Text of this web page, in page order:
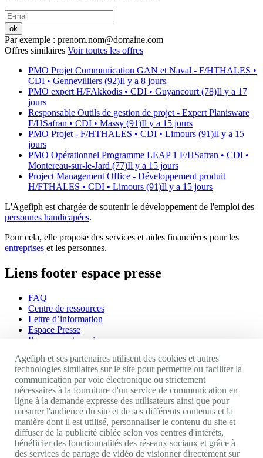
ok
Par exemple : prenom.nom@domaine.com
Offres similaires Voir toutes les offres
PMO Projet Communication GAN et Naval - F/HTHALES •
CDI • Gennevilliers (92)Il y a 8 jours
PMO expert H/FAkkodis • CDI • Guyancourt (78)Il y a 17
jours
Responsable Outils de gestion de projet - Expert Planisware
F/HSafran • CDI • Massy (91)Il y a 15 jours
PMO Projet - F/HTHALES • CDI • Limours (91)Il y a 15
jours
PMO Opérationnel Programme LEAP 1 F/HSafran • CDI •
Montereau-sur-le-Jard (77)Il y a 15 jours
Project Management Office - Développement produit
H/FTHALES • CDI • Limours (91)Il y a 15 jours
L'Agefiph est chargée de soutenir le développement de l'emploi des
personnes handicapées.
Pour cela, elle propose des services et aides financières pour les
entreprises et les personnes.
Liens footer espace presse
FAQ
Centre de ressources
Lettre d’information
Espace Presse
Ressources humaines
Appels d'offres
CGU
Mentions légales
Politique cookies
Accessibilité : non conforme
Nos autres sites
Site portail Agefiph
Agefiph et ses partenaires utilisent des cookies et autres
technologies similaires sur le site pour permettre ou faciliter la
communication par voie électronique ou strictement
nécessaires à la fourniture d'un service de communication en
ligne à la demande expresse des utilisateurs ainsi que pour
mesurer l'audience du site et de ses différents contenus et la
manière dont il est utilisé, personnaliser le contenu du site et
diffuser de la publicité ciblée selon vos centres d'intérêts,
bénéficier des fonctionnalités des réseaux sociaux et grâce à
des services de partage de vidéo de visionner directement sur